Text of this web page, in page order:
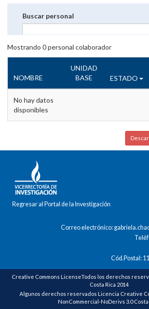
Buscar personal
Mostrando 0personal colaborador
NOMBRE
UNIDAD
BASE
ESTADO
No hay datos
disponibles
Regresar al Portal de la Investigación
Correo electrónico:
Cód.Postal:
Creative Commons LicenseTodos los derechos
Costa Rica 2014
Algunos derechos reservados Licencia Creative
NonCommercial-NoDerivs 3.0 Costa